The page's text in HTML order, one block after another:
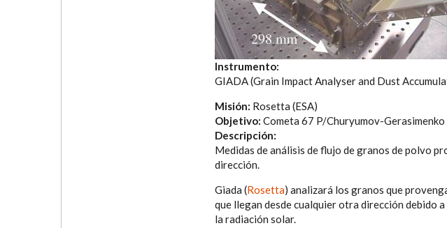
Instrumento:
GIADA (Grain Impact Analyser and Dust
Misión: Rosetta (ESA)
Objetivo: Cometa 67 P/Churyumov-Gerasimenko
Descripción:
Medidas de análisis de flujo de granos de polvo
dirección.
Giada (Rosetta) analizará los granos que
que llegan desde cualquier otra dirección debido
la radiación solar.